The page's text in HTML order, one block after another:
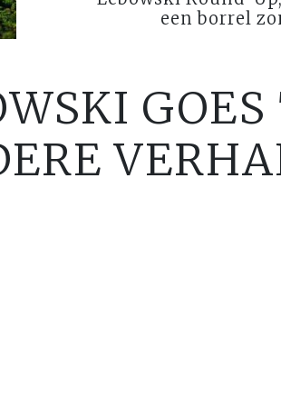
een borrel
GOES